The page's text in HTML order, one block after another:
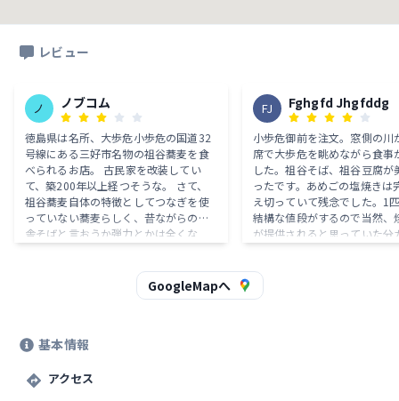
レビュー
ノ ノブコム
徳島県は名所、大歩危小歩危の国道32
号線にある三好市名物の祖谷蕎麦を食
べられるお店。 古民家を改装してい
て、築200年以上経つそうな。 さて、
祖谷蕎麦自体の特徴としてつなぎを使
っていない蕎麦らしく、昔ながらの田
舎そばと言おうか弾力とかは全くな
て、お出汁と一緒にかき込むのが正し
い？食べ方らしい。 なるほど、通常の
た時はきつね蕎麦だったのだけど、狐
味も相まってか非常に美味しい。 個人
FJ Fghgfd Jhgfddg
小歩危御前を注文。窓側の川
席で大歩危を眺めながら食事
した。祖谷そば、祖谷豆腐が
ったです。あめごの塩焼きは
え切っていて残念でした。1
結構な値段がするので当然、
が提供されると思っていた分
へ行くと焼き立てが700円で
す。
GoogleMapへ
基本情報
アクセス